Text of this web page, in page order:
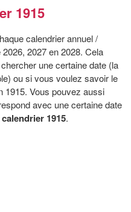
1915
calendrier annuel /
2027 en 2028. Cela
une certaine date (la
ou si vous voulez savoir le
1915. Vous pouvez aussi
avec une certaine date
calendrier 1915.